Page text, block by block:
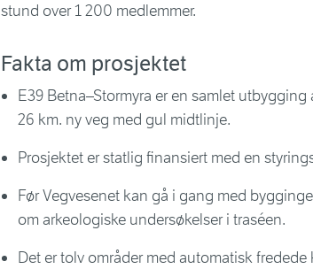
stund over 1 200 medlemmer.
Fakta om prosjektet
E39 Betna–Stormyra er en samlet
26 km. ny veg med gul midtlinje.
Prosjektet er statlig finansiert med en
Før Vegvesenet kan gå i gang med
om arkeologiske undersøkelser i traséen.
Det er tolv områder med automatisk